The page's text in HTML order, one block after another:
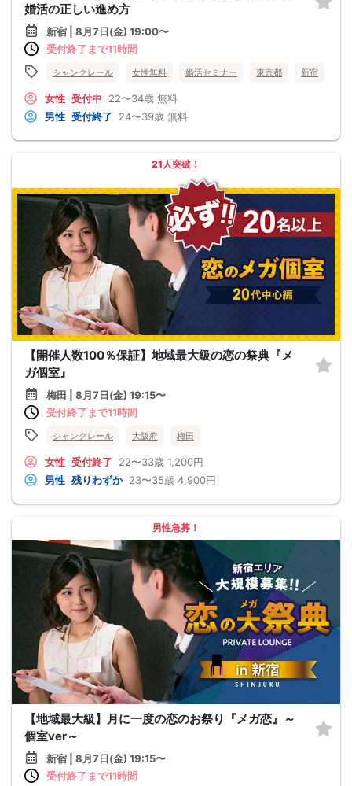
婚活の正しい進め方
新宿 | 8月7日(金) 19:00〜
受付終了まで11時間
シャンクレール 女性無料 婚活セミナー 東京都 新宿
女性 受付中 22〜34歳 無料
男性 受付終了 24〜39歳 無料
21人突破！
【開催人数100％保証】地域最大級の恋の祭典『メ
ガ個室』
梅田 | 8月7日(金) 19:15〜
受付終了まで11時間
シャンクレール 大阪府 梅田
女性 受付終了 22〜33歳 1,200円
男性 残りわずか 23〜35歳 4,900円
男性急募！
【地域最大級】月に一度の恋のお祭り『メガ恋』～
個室ver～
新宿 | 8月7日(金) 19:15〜
受付終了まで11時間